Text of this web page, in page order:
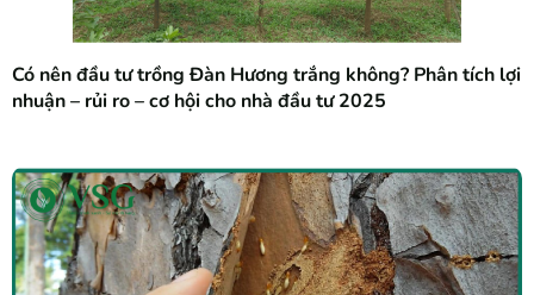
Có nên đầu tư trồng Đàn Hương trắng không? Phân tích lợi
nhuận – rủi ro – cơ hội cho nhà đầu tư 2025